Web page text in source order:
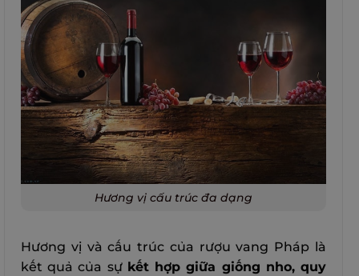
Hương vị cấu trúc đa dạng
Hương vị và cấu trúc của rượu vang Pháp là
kết quả của sự kết hợp giữa giống nho, quy